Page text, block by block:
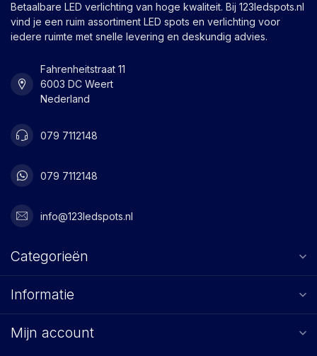
Betaalbare LED verlichting van hoge kwaliteit. Bij 123ledspots.nl
vind je een ruim assortiment LED spots en verlichting voor
iedere ruimte met snelle levering en deskundig advies.
Fahrenheitstraat 11
6003 DC Weert
Nederland
079 7112148
079 7112148
info@123ledspots.nl
Categorieën
Informatie
Mijn account